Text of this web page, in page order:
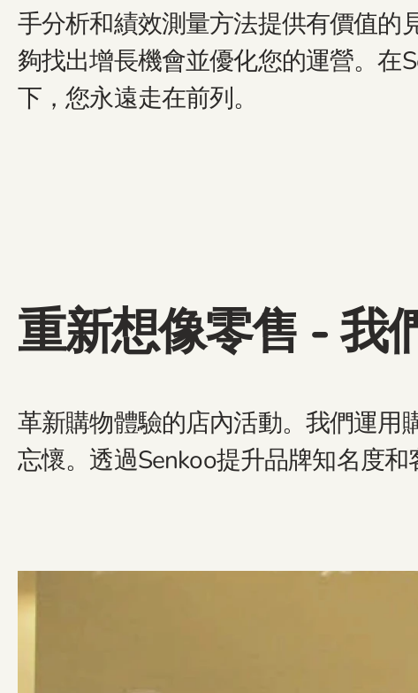
手分析和績效測量方法提供有價值的
夠找出增長機會並優化您的運營。在
下，您永遠走在前列。
重新想像零售 - 我
革新購物體驗的店內活動。我們運用
忘懷。透過Senkoo提升品牌知名度和